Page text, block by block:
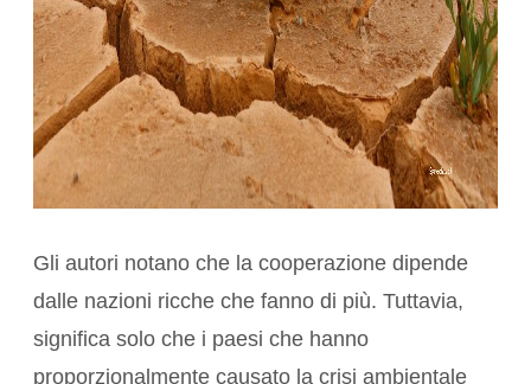
Gli autori notano che la cooperazione dipende
dalle nazioni ricche che fanno di più. Tuttavia,
significa solo che i paesi che hanno
proporzionalmente causato la crisi ambientale